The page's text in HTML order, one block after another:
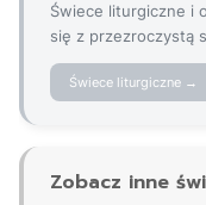
Świece liturgiczne i
się z przezroczystą
Świece liturgiczne →
Zobacz inne